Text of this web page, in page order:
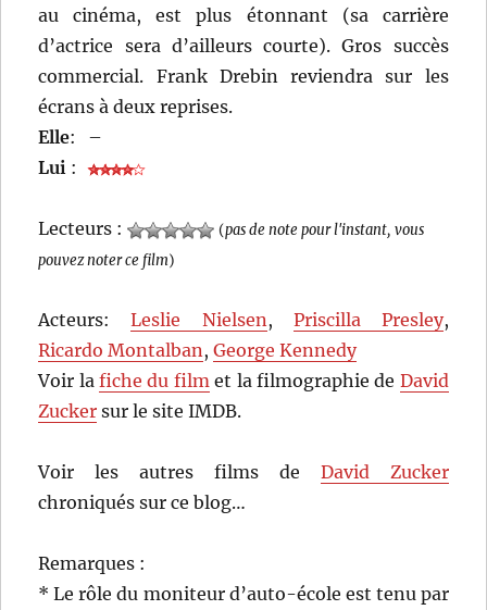
au cinéma, est plus étonnant (sa carrière
d’actrice sera d’ailleurs courte). Gros succès
commercial. Frank Drebin reviendra sur les
écrans à deux reprises.
Elle:
–
Lui :
Lecteurs : (pas de note pour l'instant, vous
pouvez noter ce film)
Acteurs:Leslie Nielsen, Priscilla Presley,
Ricardo Montalban,George Kennedy
Voir lafiche du filmet la filmographie de David
Zucker sur le site IMDB.
Voir les autres films de David Zucker
chroniqués sur ce blog…
Remarques :
* Le rôle du moniteur d’auto-école est tenu par